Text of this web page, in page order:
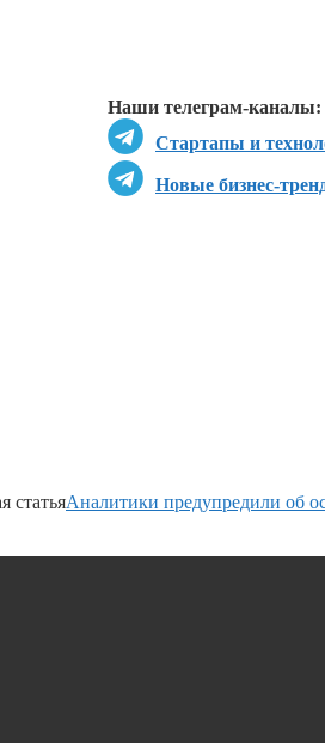
Наши телеграм-каналы:
Стартапы и
Новые бизнес-
статьяАналитики предупредили об